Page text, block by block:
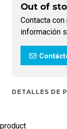
Out of
Contacta
información
DETALLES DE
product